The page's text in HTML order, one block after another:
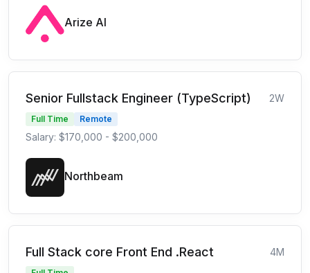
Arize AI
Senior Fullstack Engineer (TypeScript) 2W
Full Time Remote
Salary: $170,000 - $200,000
Northbeam
Full Stack core Front End .React 4M